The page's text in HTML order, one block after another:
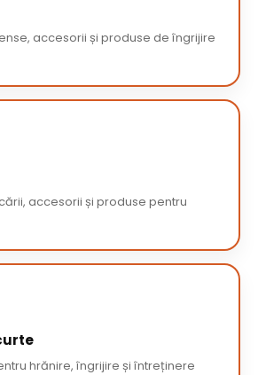
accesorii și produse de îngrijire
accesorii și produse pentru
hrănire, îngrijire și întreținere